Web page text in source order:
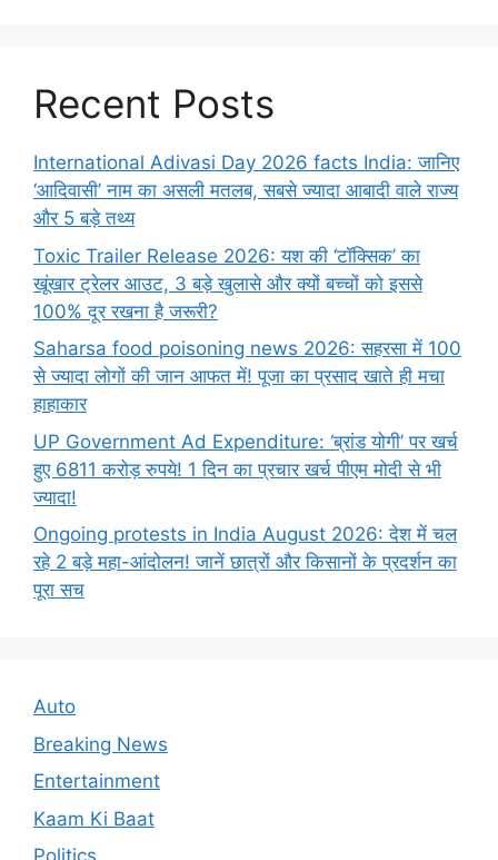
Recent Posts
International Adivasi Day 2026 facts India: जानिए
‘आदिवासी’ नाम का असली मतलब, सबसे ज्यादा आबादी वाले राज्य
और 5 बड़े तथ्य
Toxic Trailer Release 2026: यश की ‘टॉक्सिक’ का
खूंखार ट्रेलर आउट, 3 बड़े खुलासे और क्यों बच्चों को इससे
100% दूर रखना है जरूरी?
Saharsa food poisoning news 2026: सहरसा में 100
से ज्यादा लोगों की जान आफत में! पूजा का प्रसाद खाते ही मचा
हाहाकार
UP Government Ad Expenditure: ‘ब्रांड योगी’ पर खर्च
हुए 6811 करोड़ रुपये! 1 दिन का प्रचार खर्च पीएम मोदी से भी
ज्यादा!
Ongoing protests in India August 2026: देश में चल
रहे 2 बड़े महा-आंदोलन! जानें छात्रों और किसानों के प्रदर्शन का
पूरा सच
Auto
Breaking News
Entertainment
Kaam Ki Baat
Politics